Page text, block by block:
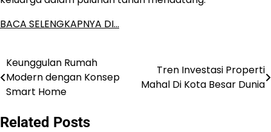
BACA SELENGKAPNYA DI…
Post
navigation
Keunggulan Rumah
Modern dengan Konsep
Smart Home
Tren Investasi Properti
Mahal Di Kota Besar Dunia
Related Posts